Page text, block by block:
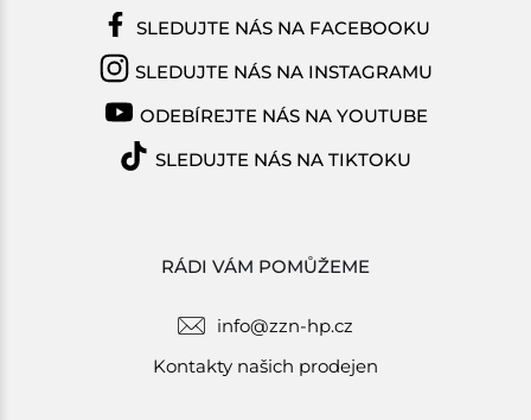
RÁDI VÁM POMŮŽEME
info@zzn-hp.cz
Kontakty našich prodejen
SLEDUJTE NÁS NA FACEBOOKU
SLEDUJTE NÁS NA INSTAGRAMU
ODEBÍREJTE NÁS NA YOUTUBE
SLEDUJTE NÁS NA TIKTOKU